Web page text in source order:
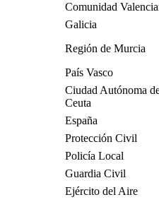
Comunidad
Galicia
Región de Murcia
País Vasco
Ciudad Autónoma
Ceuta
España
Protección Civil
Policía Local
Guardia Civil
Ejército del Aire